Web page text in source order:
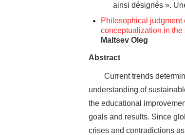
ainsi désignés ».
Philosophical judgment
conceptualization in the
Maltsev Oleg
Abstract
Current trends
understanding of
the educational
goals and results. Since
crises and contradictions